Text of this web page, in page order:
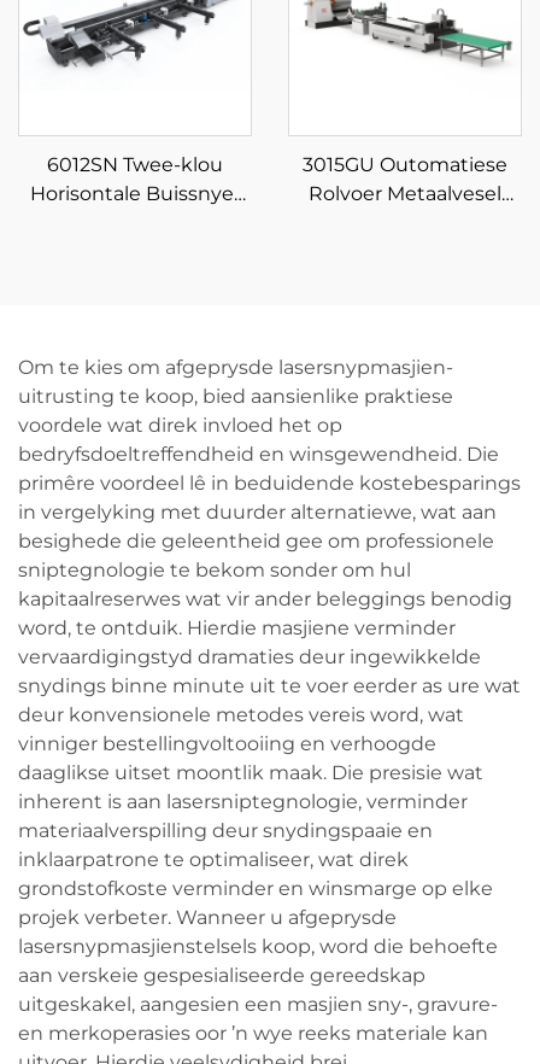
6012SN Twee-klou
Horisontale Buissnyer
3015GU Outomatiese
Rolvoer Metaalvesel
Om te kies om afgeprysde lasersnypmasjien-
uitrusting te koop, bied aansienlike praktiese
voordele wat direk invloed het op
bedryfsdoeltreffendheid en winsgewendheid. Die
primêre voordeel lê in beduidende kostebesparings
in vergelyking met duurder alternatiewe, wat aan
besighede die geleentheid gee om professionele
sniptegnologie te bekom sonder om hul
kapitaalreserwes wat vir ander beleggings benodig
word, te ontduik. Hierdie masjiene verminder
vervaardigingstyd dramaties deur ingewikkelde
snydings binne minute uit te voer eerder as ure wat
deur konvensionele metodes vereis word, wat
vinniger bestellingvoltooiing en verhoogde
daaglikse uitset moontlik maak. Die presisie wat
inherent is aan lasersniptegnologie, verminder
materiaalverspilling deur snydingspaaie en
inklaarpatrone te optimaliseer, wat direk
grondstofkoste verminder en winsmarge op elke
projek verbeter. Wanneer u afgeprysde
lasersnypmasjienstelsels koop, word die behoefte
aan verskeie gespesialiseerde gereedskap
uitgeskakel, aangesien een masjien sny-, gravure-
en merkoperasies oor ’n wye reeks materiale kan